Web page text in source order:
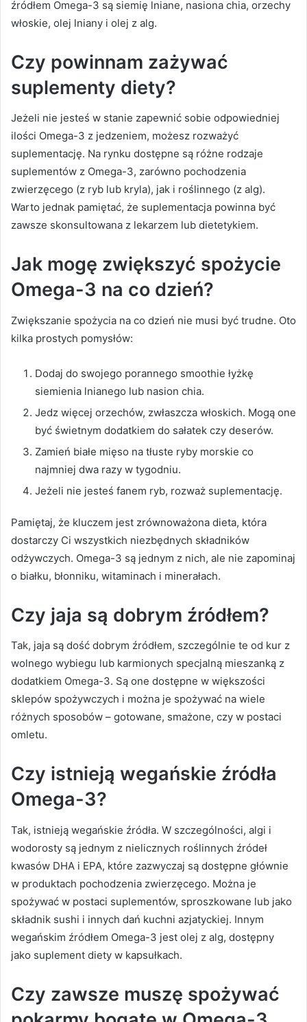
źródłem Omega-3 są siemię lniane, nasiona chia, orzechy
włoskie, olej lniany i olej z alg.
Czy powinnam zażywać
suplementy diety?
Jeżeli nie jesteś w stanie zapewnić sobie odpowiedniej
ilości Omega-3 z jedzeniem, możesz rozważyć
suplementację. Na rynku dostępne są różne rodzaje
suplementów z Omega-3, zarówno pochodzenia
zwierzęcego (z ryb lub kryla), jak i roślinnego (z alg).
Warto jednak pamiętać, że suplementacja powinna być
zawsze skonsultowana z lekarzem lub dietetykiem.
Jak mogę zwiększyć spożycie
Omega-3 na co dzień?
Zwiększanie spożycia na co dzień nie musi być trudne. Oto
kilka prostych pomysłów:
Dodaj do swojego porannego smoothie łyżkę
siemienia lnianego lub nasion chia.
Jedz więcej orzechów, zwłaszcza włoskich. Mogą one
być świetnym dodatkiem do sałatek czy deserów.
Zamień białe mięso na tłuste ryby morskie co
najmniej dwa razy w tygodniu.
Jeżeli nie jesteś fanem ryb, rozważ suplementację.
Pamiętaj, że kluczem jest zrównoważona dieta, która
dostarczy Ci wszystkich niezbędnych składników
odżywczych. Omega-3 są jednym z nich, ale nie zapominaj
o białku, błonniku, witaminach i minerałach.
Czy jaja są dobrym źródłem?
Tak, jaja są dość dobrym źródłem, szczególnie te od kur z
wolnego wybiegu lub karmionych specjalną mieszanką z
dodatkiem Omega-3. Są one dostępne w większości
sklepów spożywczych i można je spożywać na wiele
różnych sposobów – gotowane, smażone, czy w postaci
omletu.
Czy istnieją wegańskie źródła
Omega-3?
Tak, istnieją wegańskie źródła. W szczególności, algi i
wodorosty są jednym z nielicznych roślinnych źródeł
kwasów DHA i EPA, które zazwyczaj są dostępne głównie
w produktach pochodzenia zwierzęcego. Można je
spożywać w postaci suplementów, sproszkowane lub jako
składnik sushi i innych dań kuchni azjatyckiej. Innym
wegańskim źródłem Omega-3 jest olej z alg, dostępny
jako suplement diety w kapsułkach.
Czy zawsze muszę spożywać